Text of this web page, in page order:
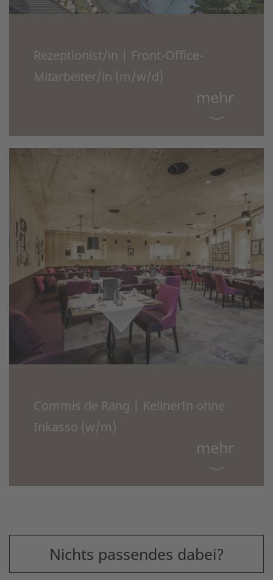
Rezeptionist/in | Front-Office-
Mitarbeiter/in (m/w/d)
mehr
Commis de Rang | KellnerIn ohne
Inkasso (w/m)
mehr
Nichts passendes dabei?